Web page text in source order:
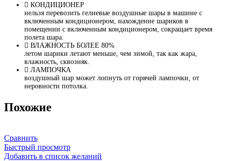
КОНДИЦИОНЕР
нельзя перевозить гелиевые воздушные шары в машине с
включенным кондиционером, нахождение шариков в
помещении с включенным кондиционером, сокращает время
полета шара.
ВЛАЖНОСТЬ БОЛЕЕ 80%
летом шарики летают меньше, чем зимой, так как жара,
влажность, сквозняк.
ЛАМПОЧКА
воздушный шар может лопнуть от горячей лампочки, от
неровности потолка.
Похожие
Сравнить
Быстрый просмотр
Добавить в список желаний